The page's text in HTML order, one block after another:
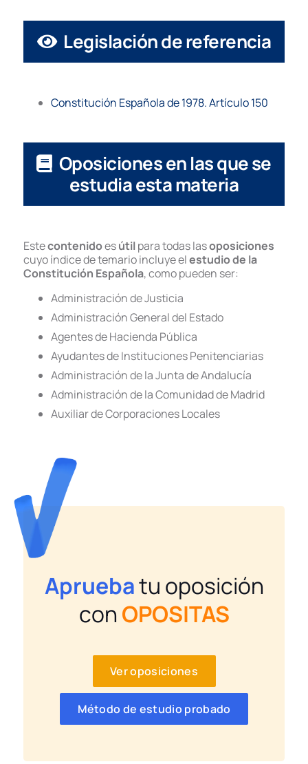
Legislación de referencia
Constitución Española de 1978. Artículo 150
Oposiciones en las que se
estudia esta materia
Estecontenidoesútilpara todas lasoposiciones
cuyo índice de temario incluye elestudio de la
Constitución Española, como pueden ser:
Administración de Justicia
Administración General del Estado
Agentes de Hacienda Pública
Ayudantes de Instituciones Penitenciarias
Administración de la Junta de Andalucía
Administración de la Comunidad de Madrid
Auxiliar de Corporaciones Locales
Apruebatu oposición
con OPOSITAS
Ver oposiciones
Método de estudio probado